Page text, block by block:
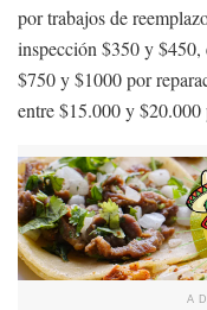
por trabajos de
inspección $350 y
$750 y $1000 por
entre $15.000 y $20.000